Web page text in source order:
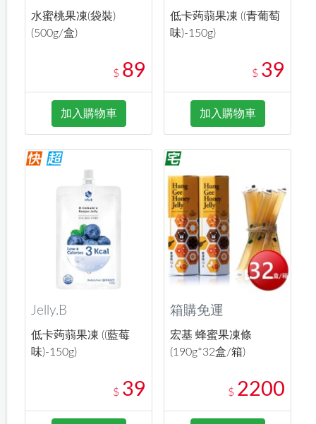
水蜜桃果凍(袋裝)
(500g/盒)
$ 89
加入購物車
低卡蒟蒻果凍 ((青葡萄
味)-150g)
$ 39
加入購物車
Jelly.B
低卡蒟蒻果凍 ((藍莓
味)-150g)
$ 39
箱購免運
宏基 蜂蜜果凍條
(190g*32盒/箱)
$ 2200